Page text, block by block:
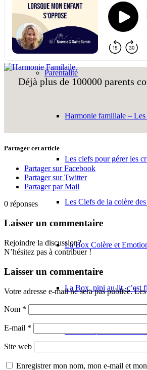
Coaching individuel
Parentalité
Harmonie familiale – Les
Les clefs pour gérer les
Les Clefs de la colère
La Box Colère et
La Box, pipi au lit, c’est
Les clefs pour de
Déjà plus de 100000 parents
Partager cet article
Partager sur Facebook
Partager sur Twitter
Partager par Mail
0 réponses
Laisser un commentaire
Rejoindre la discussion?
N’hésitez pas à contribuer !
Laisser un commentaire
Votre adresse e-mail ne sera pas publiée.
Nom *
E-mail *
Site web
Enregistrer mon nom, mon e-mail et